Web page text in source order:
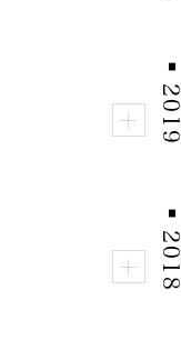
■
2019
■
2018